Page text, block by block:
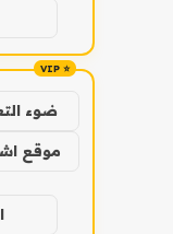
ضوء
موقع